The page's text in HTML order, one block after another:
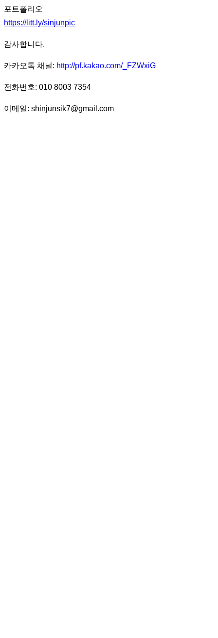
포트폴리오
https://litt.ly/sinjunpic
감사합니다.
카카오톡 채널: http://pf.kakao.com/_FZWxiG
전화번호: 010 8003 7354
이메일: shinjunsik7@gmail.com